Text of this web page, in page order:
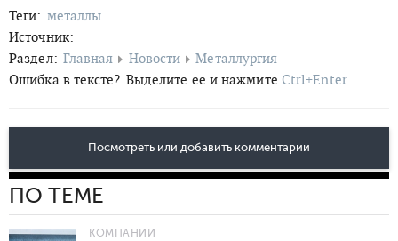
Теги: металлы
Источник:
Раздел: Главная Новости
Металлургия
Ошибка в тексте? Выделите её и нажмите Ctrl+Enter
Посмотреть или добавить комментарии
ПО ТЕМЕ
КОМПАНИИ